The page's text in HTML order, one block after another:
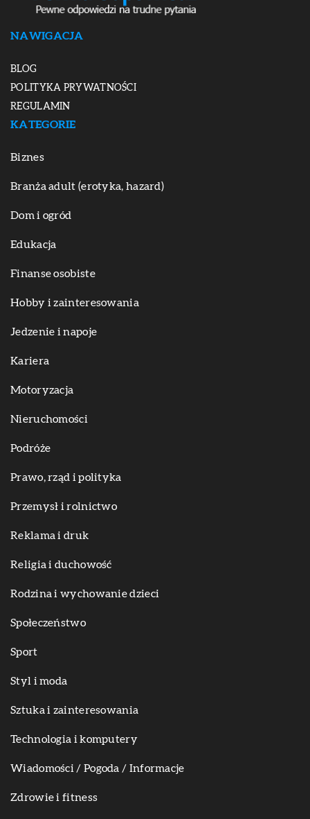
NAWIGACJA
BLOG
POLITYKA PRYWATNOŚCI
REGULAMIN
KATEGORIE
Biznes
Branża adult (erotyka, hazard)
Dom i ogród
Edukacja
Finanse osobiste
Hobby i zainteresowania
Jedzenie i napoje
Kariera
Motoryzacja
Nieruchomości
Podróże
Prawo, rząd i polityka
Przemysł i rolnictwo
Reklama i druk
Religia i duchowość
Rodzina i wychowanie dzieci
Społeczeństwo
Sport
Styl i moda
Sztuka i zainteresowania
Technologia i komputery
Wiadomości / Pogoda / Informacje
Zdrowie i fitness